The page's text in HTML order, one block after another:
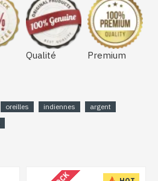
Qualité Premium
oreilles indiennes
argent